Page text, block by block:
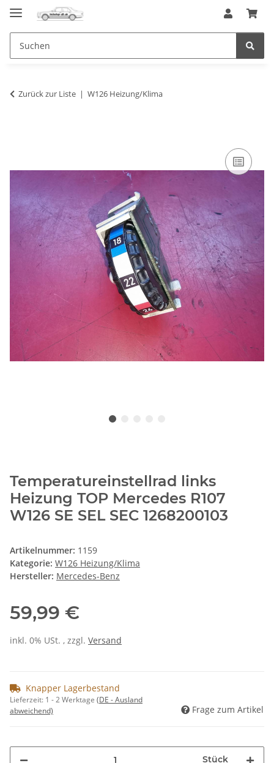
Zurück zur Liste W126 Heizung/Klima
Temperatureinstellrad links
Heizung TOP Mercedes R107
W126 SE SEL SEC 1268200103
Artikelnummer: 1159
Kategorie: W126 Heizung/Klima
Hersteller: Mercedes-Benz
59,99 €
inkl. 0% USt. , zzgl. Versand
Knapper Lagerbestand
Lieferzeit: 1 - 2 Werktage (DE - Ausland
abweichend)
Frage zum Artikel
Stück